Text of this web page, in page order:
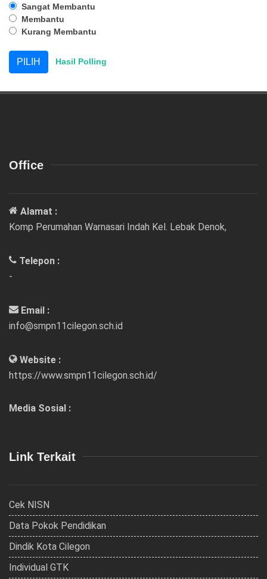
Sangat Membantu
Membantu
Kurang Membantu
Hasil Polling
Office
Alamat :
Komp Perumahan Warnasari Indah Kel. Lebak Denok,
Telepon :
-
Email :
info@smpn11cilegon.sch.id
Website :
https://www.smpn11cilegon.sch.id/
Media Sosial :
Link Terkait
Cek NISN
Data Pokok Pendidikan
Dindik Kota Cilegon
Individual GTK